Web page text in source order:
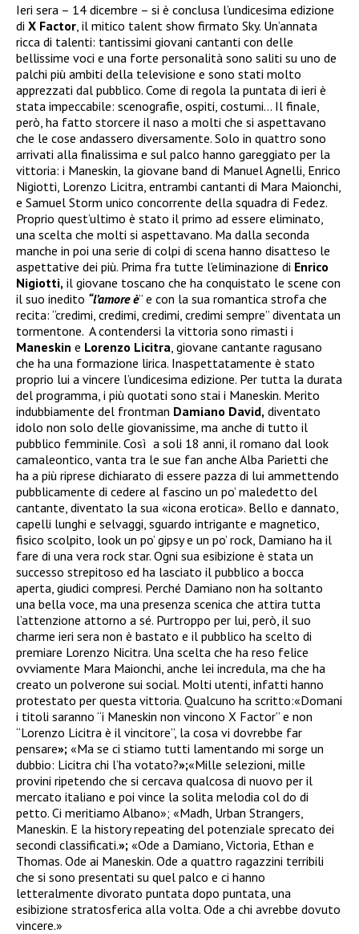
Ieri sera – 14 dicembre – si è conclusa l’undicesima edizione
di X Factor , il mitico talent show firmato Sky. Un’annata
ricca di talenti: tantissimi giovani cantanti con delle
bellissime voci e una forte personalità sono saliti su uno de
palchi più ambiti della televisione e sono stati molto
apprezzati dal pubblico. Come di regola la puntata di ieri è
stata impeccabile: scenografie, ospiti, costumi… Il finale,
però, ha fatto storcere il naso a molti che si aspettavano
che le cose andassero diversamente. Solo in quattro sono
arrivati alla finalissima e sul palco hanno gareggiato per la
vittoria: i Maneskin, la giovane band di Manuel Agnelli, Enrico
Nigiotti, Lorenzo Licitra, entrambi cantanti di Mara Maionchi,
e Samuel Storm unico concorrente della squadra di Fedez.
Proprio quest’ultimo è stato il primo ad essere eliminato,
una scelta che molti si aspettavano. Ma dalla seconda
manche in poi una serie di colpi di scena hanno disatteso le
aspettative dei più. Prima fra tutte l’eliminazione di Enrico
Nigiotti, il giovane toscano che ha conquistato le scene con
il suo inedito “l’amore è” e con la sua romantica strofa che
recita: “credimi, credimi, credimi, credimi sempre” diventata un
tormentone. A contendersi la vittoria sono rimasti i
Maneskin e Lorenzo Licitra , giovane cantante ragusano
che ha una formazione lirica. Inaspettatamente è stato
proprio lui a vincere l’undicesima edizione. Per tutta la durata
del programma, i più quotati sono stai i Maneskin. Merito
indubbiamente del frontman Damiano David, diventato
idolo non solo delle giovanissime, ma anche di tutto il
pubblico femminile. Così a soli 18 anni, il romano dal look
camaleontico, vanta tra le sue fan anche Alba Parietti che
ha a più riprese dichiarato di essere pazza di lui ammettendo
pubblicamente di cedere al fascino un po’ maledetto del
cantante, diventato la sua «icona erotica». Bello e dannato,
capelli lunghi e selvaggi, sguardo intrigante e magnetico,
fisico scolpito, look un po’ gipsy e un po’ rock, Damiano ha il
fare di una vera rock star. Ogni sua esibizione è stata un
successo strepitoso ed ha lasciato il pubblico a bocca
aperta, giudici compresi. Perché Damiano non ha soltanto
una bella voce, ma una presenza scenica che attira tutta
l’attenzione attorno a sé. Purtroppo per lui, però, il suo
charme ieri sera non è bastato e il pubblico ha scelto di
premiare Lorenzo Nicitra. Una scelta che ha reso felice
ovviamente Mara Maionchi, anche lei incredula, ma che ha
creato un polverone sui social. Molti utenti, infatti hanno
protestato per questa vittoria. Qualcuno ha scritto:«Domani
i titoli saranno “i Maneskin non vincono X Factor” e non
“Lorenzo Licitra è il vincitore”, la cosa vi dovrebbe far
pensare»; «Ma se ci stiamo tutti lamentando mi sorge un
dubbio: Licitra chi l’ha votato?»;«Mille selezioni, mille
provini ripetendo che si cercava qualcosa di nuovo per il
mercato italiano e poi vince la solita melodia col do di
petto. Ci meritiamo Albano»; «Madh, Urban Strangers,
Maneskin. E la history repeating del potenziale sprecato dei
secondi classificati.»; «Ode a Damiano, Victoria, Ethan e
Thomas. Ode ai Maneskin. Ode a quattro ragazzini terribili
che si sono presentati su quel palco e ci hanno
letteralmente divorato puntata dopo puntata, una
esibizione stratosferica alla volta. Ode a chi avrebbe dovuto
vincere.»